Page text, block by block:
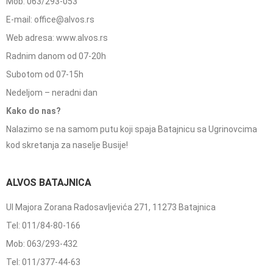
E-mail: office@alvos.rs
Web adresa: www.alvos.rs
Radnim danom od 07-20h
Subotom od 07-15h
Nedeljom – neradni dan
Kako do nas?
Nalazimo se na samom putu koji spaja Batajnicu sa Ugrinovcima
kod skretanja za naselje Busije!
ALVOS BATAJNICA
Ul Majora Zorana Radosavljevića 271, 11273 Batajnica
Tel: 011/84-80-166
Mob: 063/293-432
Tel: 011/377-44-63